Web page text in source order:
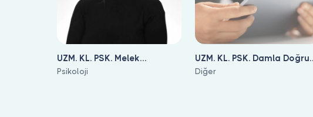
UZM. KL. PSK. Melek
Sarıçiçek
Psikoloji
UZM. KL. PSK. Damla Doğru
Gülçiçek
Diğer